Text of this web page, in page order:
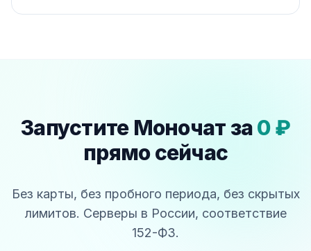
Запустите Моночат за0 ₽
прямо сейчас
Без карты, без пробного периода, без скрытых
лимитов. Серверы в России, соответствие
152-ФЗ.